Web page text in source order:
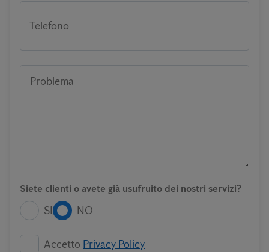
Telefono
Problema
Siete clienti o avete già usufruito dei nostri servizi?
SI NO
Accetto Privacy Policy